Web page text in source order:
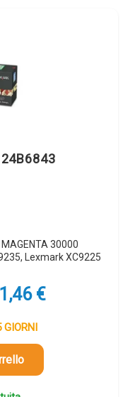
30000
Lexmark XC9225
€.
€Il
GIORNI